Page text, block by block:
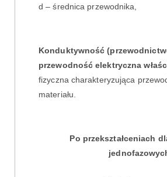
d – średnica przewodnika,
Konduktywność
przewodność elektryczna
fizyczna charakteryzująca
materiału.
Po przekształceniach